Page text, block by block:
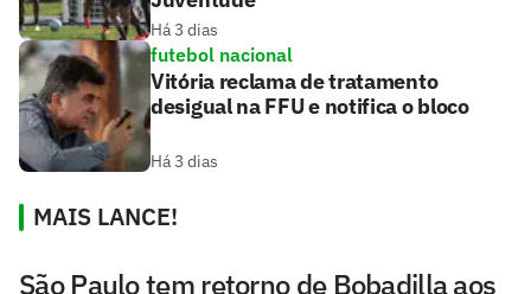
Há 3 dias
futebol nacional
Vitória reclama de tratamento
desigual na FFU e notifica o bloco
Há 3 dias
MAIS LANCE!
São Paulo tem retorno de Bobadilla aos